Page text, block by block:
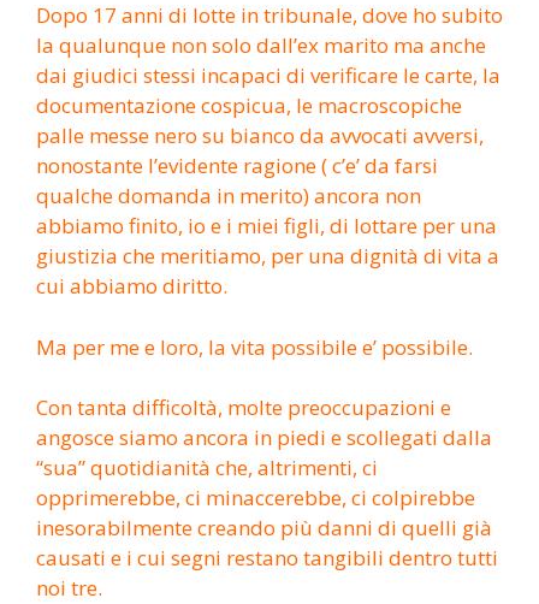
Dopo 17 anni di lotte in tribunale, dove ho subito
la qualunque non solo dall’ex marito ma anche
dai giudici stessi incapaci di verificare le carte, la
documentazione cospicua, le macroscopiche
palle messe nero su bianco da avvocati avversi,
nonostante l’evidente ragione ( c’e’ da farsi
qualche domanda in merito) ancora non
abbiamo finito, io e i miei figli, di lottare per una
giustizia che meritiamo, per una dignità di vita a
cui abbiamo diritto.
Ma per me e loro, la vita possibile e’ possibile.
Con tanta difficoltà, molte preoccupazioni e
angosce siamo ancora in piedi e scollegati dalla
“sua” quotidianità che, altrimenti, ci
opprimerebbe, ci minaccerebbe, ci colpirebbe
inesorabilmente creando più danni di quelli già
causati e i cui segni restano tangibili dentro tutti
noi tre.